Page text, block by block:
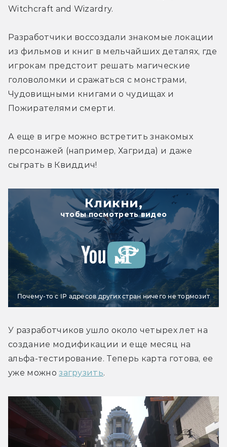
Witchcraft and Wizardry.
Разработчики воссоздали знакомые локации
из фильмов и книг в мельчайших деталях, где
игрокам предстоит решать магические
головоломки и сражаться с монстрами,
Чудовищными книгами о чудищах и
Пожирателями смерти.
А еще в игре можно встретить знакомых
персонажей (например, Хагрида) и даже
сыграть в Квиддич!
Кликни,
чтобы посмотреть видео
Почему-то с IP адресов других стран ничего не тормозит
У разработчиков ушло около четырех лет на
создание модификации и еще месяц на
альфа-тестирование. Теперь карта готова, ее
уже можно загрузить.